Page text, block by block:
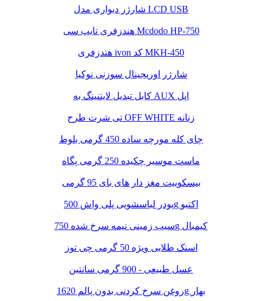
شارژر دیواری مدل LCD USB
هندزفری تایپ سی Mcdodo HP-750
هندزفری ivon کد MKH-450
شارژر اوریجینال سوزنی نوکیا
کابل تبدیل لایتنینگ به AUX اپل
تی شرت طرح OFF WHITE زنانه
چای کله مورچه ساده 450 گرمی بلوط
ماست موسیر چکیده 250 گرمی پگاه
بیسکوییت مغز دار های بای 95 گرمی
پودر لباسشویی پلی واش 500g اکتیو
سیب زمینی نیمه سرخ شده 750g کیمبال
اسنک طلایی ویژه 50 گرمی چی توز
عسل طبیعی - 900 گرمی سانتین
روغن سرخ کردنی بدون پالم 1620g بهار